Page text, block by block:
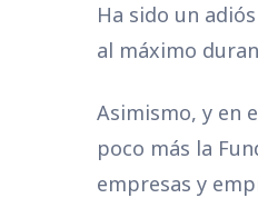
Ha sido un
al máximo
Asimismo, y en
poco más la
empresas y